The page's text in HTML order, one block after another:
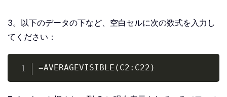
3。以下のデータの下など、空白セルに次の数式を入力し
てください：
=AVERAGEVISIBLE(C2:C22)